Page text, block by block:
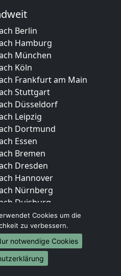
Berlin
Hamburg
München
Köln
Frankfurt am Main
Stuttgart
Düsseldorf
Leipzig
Dortmund
Essen
Bremen
Dresden
Hannover
Nürnberg
Duisburg
Bochum
Wuppertal
Bielefeld
Bonn
Münster
Cookies um die
zu verbessern.
notwendige Cookies